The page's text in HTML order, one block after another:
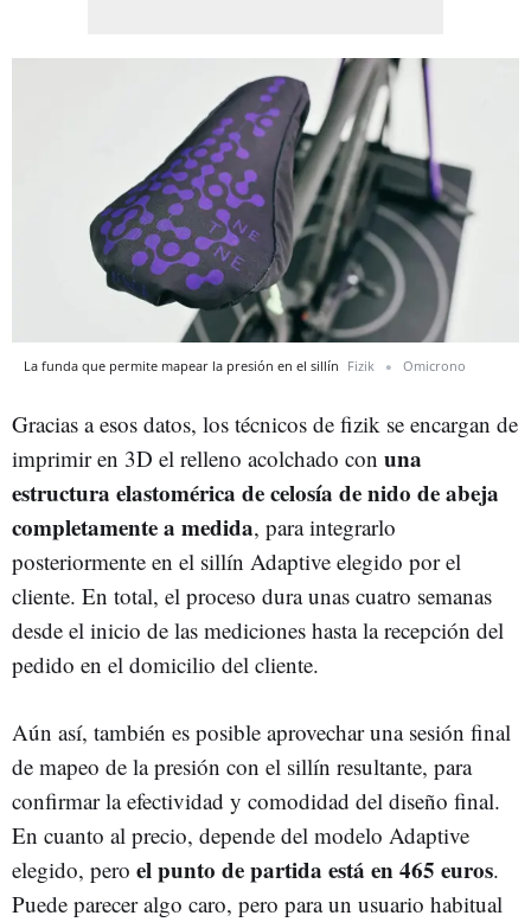
La funda que permite mapear la presión en el sillín Fizik Omicrono
Gracias a esos datos, los técnicos de fizik se encargan de
imprimir en 3D el relleno acolchado con una
estructura elastomérica de celosía de nido de abeja
completamente a medida, para integrarlo
posteriormente en el sillín Adaptive elegido por el
cliente. En total, el proceso dura unas cuatro semanas
desde el inicio de las mediciones hasta la recepción del
pedido en el domicilio del cliente.
Aún así, también es posible aprovechar una sesión final
de mapeo de la presión con el sillín resultante, para
confirmar la efectividad y comodidad del diseño final.
En cuanto al precio, depende del modelo Adaptive
elegido, pero el punto de partida está en 465 euros.
Puede parecer algo caro, pero para un usuario habitual